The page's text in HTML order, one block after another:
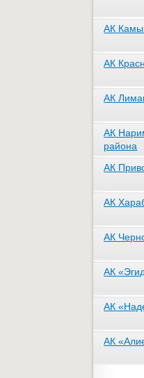
АК
АК
АК
АК
района
АК
АК
АК
АК
АК
АК